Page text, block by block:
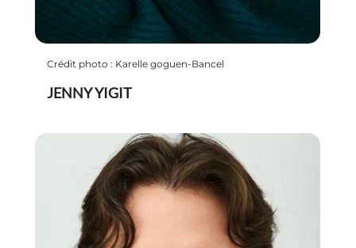
JENNY YIGIT
Crédit photo : Karelle goguen-Bancel